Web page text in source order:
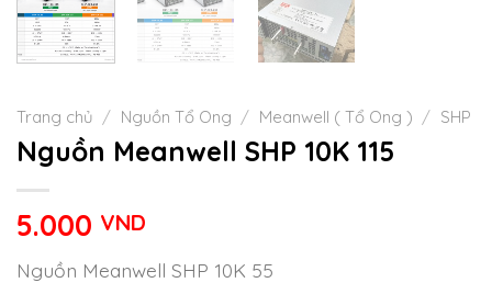
Trang chủ / Nguồn Tổ Ong / Meanwell ( Tổ Ong ) / SHP
Nguồn Meanwell SHP 10K 115
5.000 VND
Nguồn Meanwell SHP 10K 55